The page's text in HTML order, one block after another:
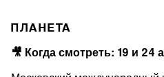
ПЛАНЕТА
🎥 Когда смотреть: 19 и 24